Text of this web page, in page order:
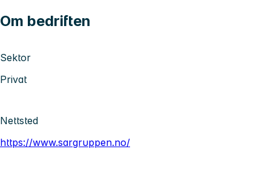
Om bedriften
Sektor
Privat
Nettsted
https://www.sargruppen.no/